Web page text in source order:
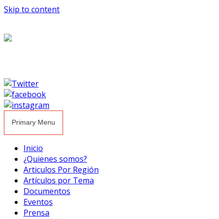
Skip to content
Primary Menu
Inicio
¿Quienes somos?
Articulos Por Región
Artículos por Tema
Documentos
Eventos
Prensa